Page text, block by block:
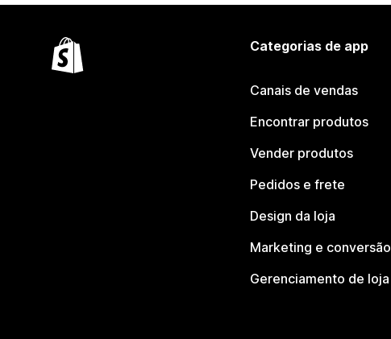
Categorias de app
Canais de vendas
Encontrar produtos
Vender produtos
Pedidos e frete
Design da loja
Marketing e conversão
Gerenciamento de loja